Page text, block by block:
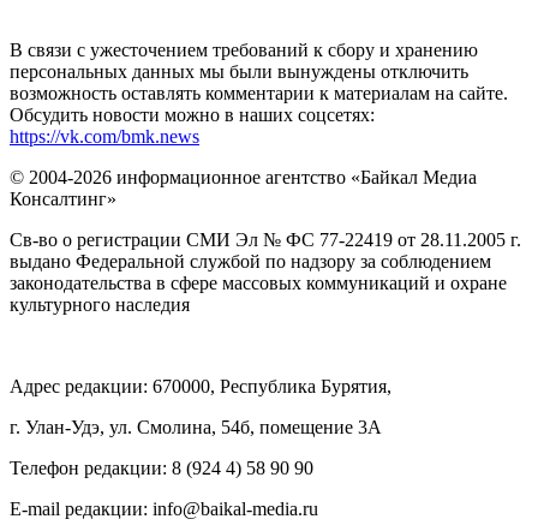
В связи с ужесточением требований к сбору и хранению
персональных данных мы были вынуждены отключить
возможность оставлять комментарии к материалам на сайте.
Обсудить новости можно в наших соцсетях:
https://vk.com/bmk.news
© 2004-2026 информационное агентство «Байкал Медиа
Консалтинг»
Св-во о регистрации СМИ Эл № ФС 77-22419 от 28.11.2005 г.
выдано Федеральной службой по надзору за соблюдением
законодательства в сфере массовых коммуникаций и охране
культурного наследия
Адрес редакции: 670000, Республика Бурятия,
г. Улан-Удэ, ул. Смолина, 54б, помещение 3А
Телефон редакции: ‎‎8 (924 4) 58 90 90
E-mail редакции: info@baikal-media.ru